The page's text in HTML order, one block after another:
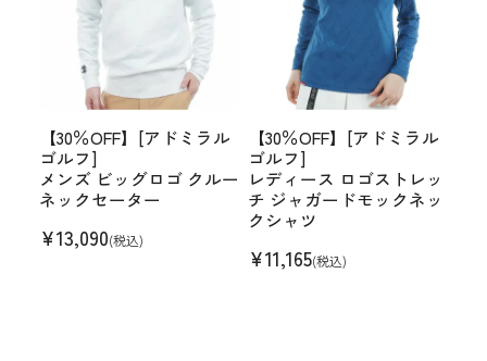
【30％OFF】[アドミラル
ゴルフ]
メンズ ビッグロゴ クルー
ネックセーター
¥13,090(税込)
【30％OFF】[アドミラル
ゴルフ]
レディース ロゴストレッ
チ ジャガードモックネッ
クシャツ
¥11,165(税込)